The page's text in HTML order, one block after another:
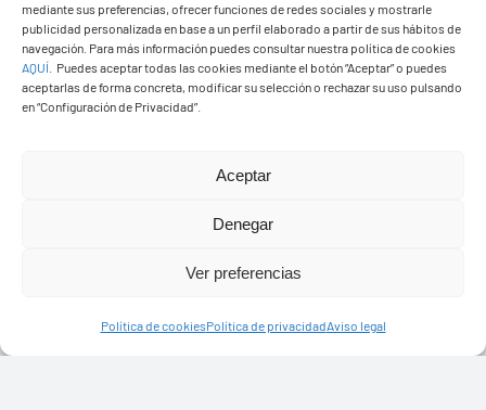
mediante sus preferencias, ofrecer funciones de redes sociales y mostrarle
publicidad personalizada en base a un perfil elaborado a partir de sus hábitos de
navegación. Para más información puedes consultar nuestra política de cookies
AQUÍ
Puedes aceptar todas las cookies mediante el botón “Aceptar” o puedes
aceptarlas de forma concreta, modificar su selección o rechazar su uso pulsando
en “Configuración de Privacidad”.
Aceptar
Denegar
Ver preferencias
Política de cookiesPolítica de privacidadAviso legal